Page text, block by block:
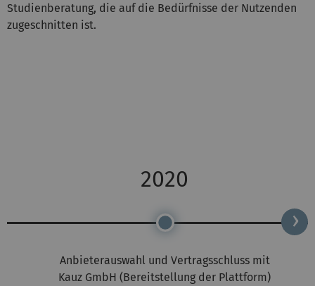
Studienberatung, die auf die Bedürfnisse der Nutzenden
zugeschnitten ist.
2020
Anbieterauswahl und Vertragsschluss mit
Kauz GmbH (Bereitstellung der Plattform)